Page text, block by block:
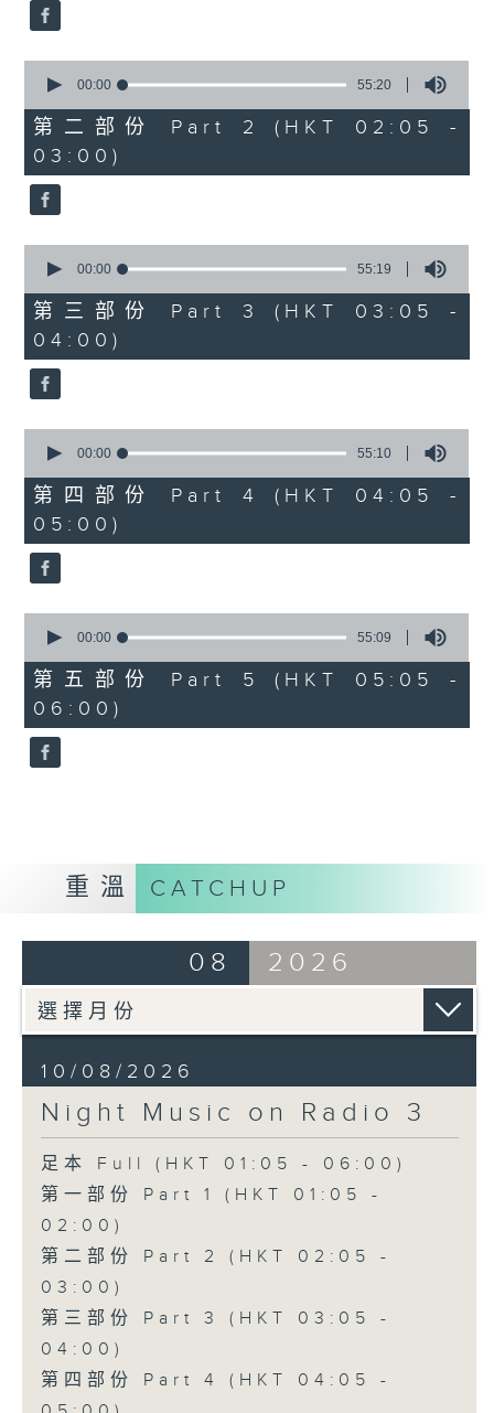
seconds
55
minutes,
20
seconds
00:00 55:20
第二部份 Part 2 (HKT 02:05 -
03:00)
seconds
55
minutes,
19
seconds
00:00 55:19
第三部份 Part 3 (HKT 03:05 -
04:00)
seconds
55
minutes,
10
seconds
00:00 55:10
第四部份 Part 4 (HKT 04:05 -
05:00)
seconds
55
minutes,
9
seconds
00:00 55:09
第五部份 Part 5 (HKT 05:05 -
06:00)
重溫 CATCHUP
08 2026
10/08/2026
Night Music on Radio 3
足本 Full (HKT 01:05 - 06:00)
第一部份 Part 1 (HKT 01:05 -
02:00)
第二部份 Part 2 (HKT 02:05 -
03:00)
第三部份 Part 3 (HKT 03:05 -
04:00)
第四部份 Part 4 (HKT 04:05 -